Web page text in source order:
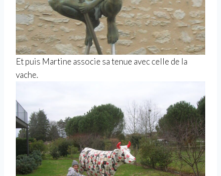
Et puis Martine associe sa tenue avec celle de la
vache.